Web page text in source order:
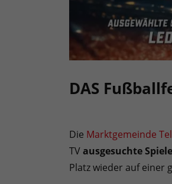
DAS
Die Marktgemeinde
TVausgesuchte
Platz wieder auf einer